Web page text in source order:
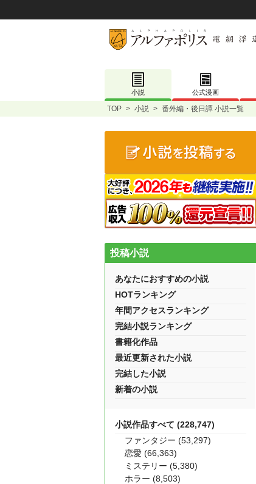
小説 公式漫画
TOP > 小説 > 番外編・後日譚 小説一覧
投稿小説
あなたにおすすめの小説
HOTランキング
年間アクセスランキング
完結小説ランキング
書籍化作品
最近更新された小説
完結した小説
新着の小説
小説作品すべて (228,747)
ファンタジー (53,297)
恋愛 (66,363)
ミステリー (5,380)
ホラー (8,503)